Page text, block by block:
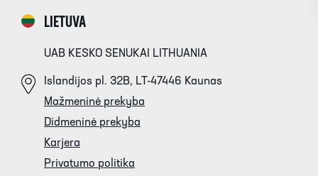
LIETUVA
UAB KESKO SENUKAI LITHUANIA
Islandijos pl. 32B, LT-47446 Kaunas
Mažmeninė prekyba
Didmeninė prekyba
Karjera
Privatumo politika